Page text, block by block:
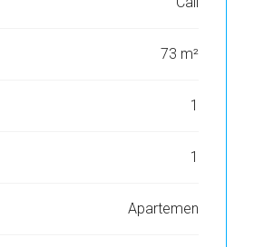
73 m²
1
1
Apartemen